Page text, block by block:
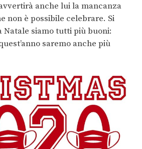
anche lui la mancanza
non è possibile celebrare. Si
Natale siamo tutti più buoni:
saremo anche più